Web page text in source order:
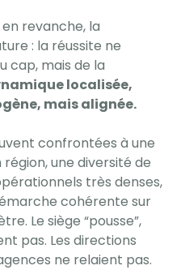
revanche, la
: la réussite ne
cap, mais de la
localisée,
mais alignée.
confrontées à une
une diversité de
très denses,
cohérente sur
Le siège “pousse”,
pas. Les directions
ne relaient pas.